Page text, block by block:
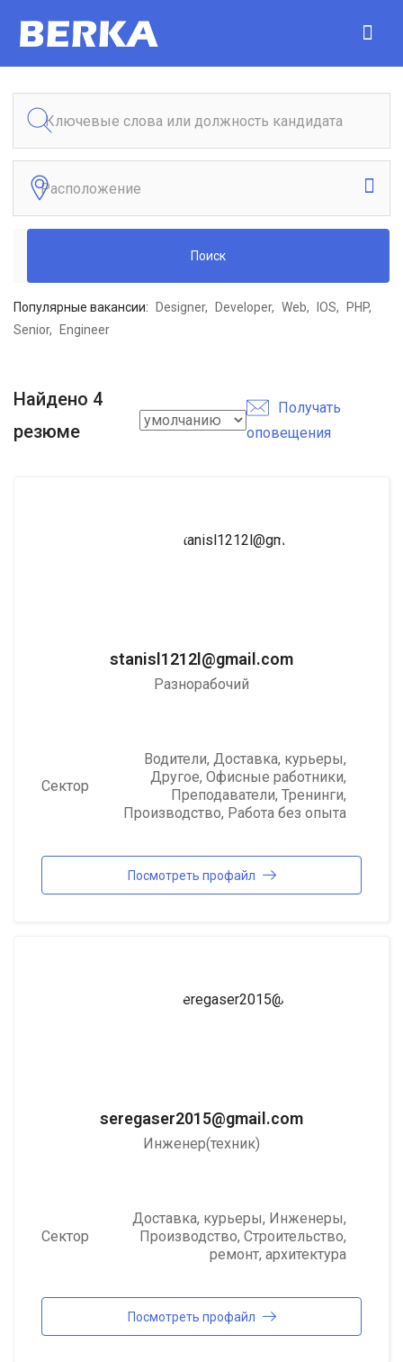
Поиск
Популярные вакансии: Designer Developer Web IOS
PHP
Senior
Engineer
Найдено 4
резюме
Получать
оповещения
stanisl1212l@gmail.com
Разнорабочий
Сектор
Водители, Доставка, курьеры,
Другое, Офисные работники,
Преподаватели, Тренинги,
Производство, Работа без опыта
Посмотреть профайл
seregaser2015@gmail.com
Инженер(техник)
Сектор
Доставка, курьеры, Инженеры,
Производство, Строительство,
ремонт, архитектура
Посмотреть профайл